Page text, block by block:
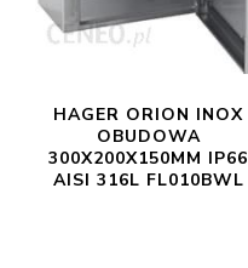
HAGER ORION INOX
OBUDOWA
300X200X150MM IP66
AISI 316L FL010BWL